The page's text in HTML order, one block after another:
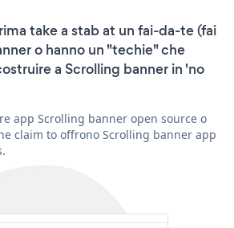
take a stab at un fai-da-te (fai
o hanno un "techie" che
a Scrolling banner in 'no
app Scrolling banner open source o
claim to offrono Scrolling banner app